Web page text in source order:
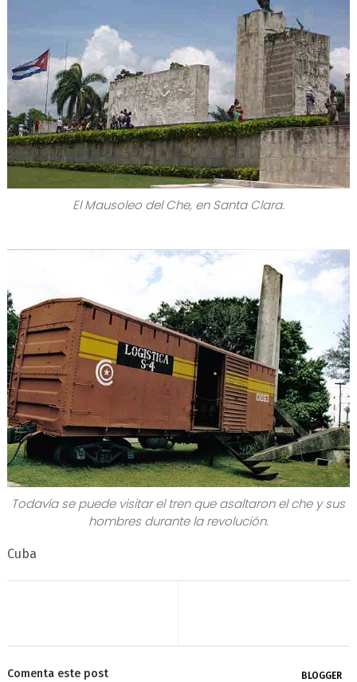
El Mausoleo del Che, en Santa Clara.
Todavía se puede visitar el tren que asaltaron el che y sus
hombres durante la revolución.
Cuba
Comenta este post BLOGGER